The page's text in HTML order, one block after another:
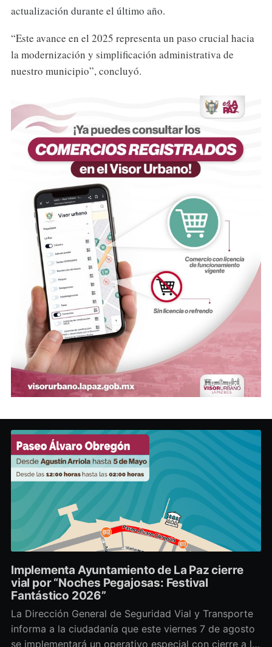
actualización durante el último año.
“Este avance en el 2025 representa un paso crucial hacia
la modernización y simplificación administrativa de
nuestro municipio”, concluyó.
Implementa Ayuntamiento de La Paz cierre
vial por “Noches Pegajosas: Festival
Fantástico 2026”
La Dirección General de Seguridad Vial y Transporte
informa a la ciudadanía que este viernes 7 de agosto
se implementará un operativo especial con cierre a la